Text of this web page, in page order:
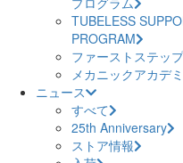
TUBELESS
PROGRAM
ファーストステッ
メカニックアカデ
ニュース
すべて
25th Anniversary
ストア情報